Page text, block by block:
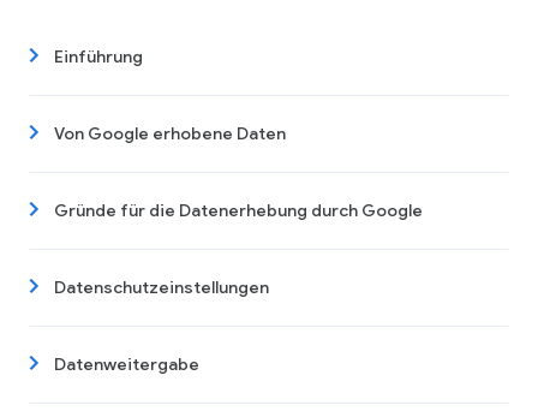
Einführung
Von Google erhobene Daten
Gründe für die Datenerhebung durch Google
Datenschutzeinstellungen
Datenweitergabe